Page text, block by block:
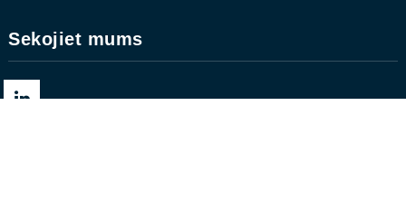
Sekojiet mums